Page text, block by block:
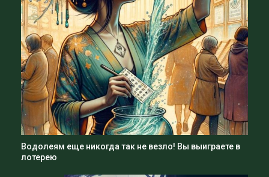
Водолеям еще никогда так не везло! Вы выиграете в
лотерею